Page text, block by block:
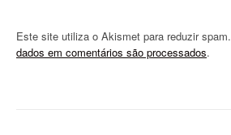
Este site utiliza o Akismet para reduzir spam.
dados em comentários são processados.